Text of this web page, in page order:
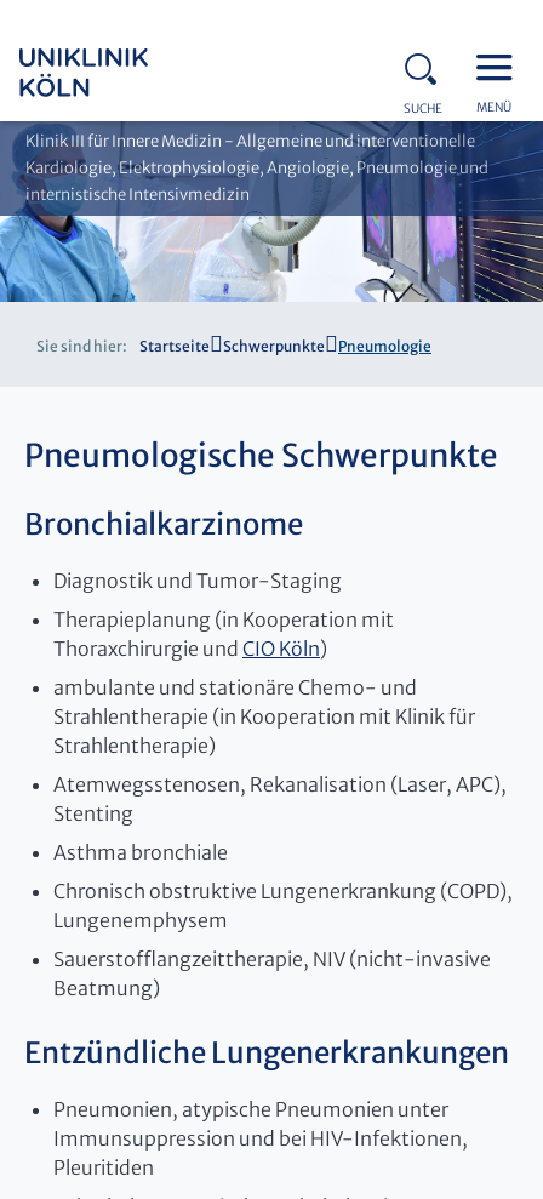
SUCHE MENÜ
Klinik III für Innere Medizin - Allgemeine und interventionelle
Kardiologie, Elektrophysiologie, Angiologie, Pneumologie und
internistische Intensivmedizin
Sie sind hier: Startseite Schwerpunkte Pneumologie
Pneumologische Schwerpunkte
Bronchialkarzinome
Diagnostik und Tumor-Staging
Therapieplanung (in Kooperation mit
Thoraxchirurgie und CIO Köln)
ambulante und stationäre Chemo- und
Strahlentherapie (in Kooperation mit Klinik für
Strahlentherapie)
Atemwegsstenosen, Rekanalisation (Laser, APC),
Stenting
Asthma bronchiale
Chronisch obstruktive Lungenerkrankung (COPD),
Lungenemphysem
Sauerstofflangzeittherapie, NIV (nicht-invasive
Beatmung)
Entzündliche Lungenerkrankungen
Pneumonien, atypische Pneumonien unter
Immunsuppression und bei HIV-Infektionen,
Pleuritiden